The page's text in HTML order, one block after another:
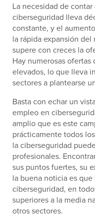
La necesidad de
ciberseguridad lleva
constante, y el
la rápida expansión
supere con creces la
Hay numerosas
elevados, lo que lleva
sectores a plantearse
Basta con echar un
empleo en
amplio que es este
prácticamente todos
la ciberseguridad
profesionales.
sus puntos fuertes, su
la buena noticia es
ciberseguridad, en
superiores a la media
otros sectores.